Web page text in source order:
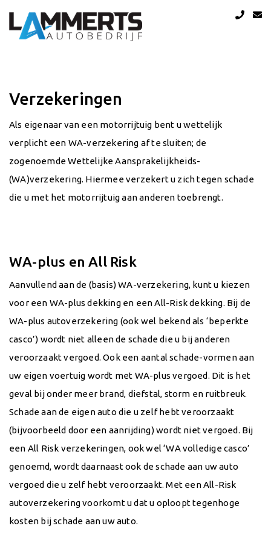
Verzekeringen
Als eigenaar van een motorrijtuig bent u wettelijk
verplicht een WA-verzekering af te sluiten; de
zogenoemde Wettelijke Aansprakelijkheids-
(WA)verzekering. Hiermee verzekert u zich tegen schade
die u met het motorrijtuig aan anderen toebrengt.
WA-plus en All Risk
Aanvullend aan de (basis) WA-verzekering, kunt u kiezen
voor een WA-plus dekking en een All-Risk dekking. Bij de
WA-plus autoverzekering (ook wel bekend als ‘beperkte
casco’) wordt niet alleen de schade die u bij anderen
veroorzaakt vergoed. Ook een aantal schade-vormen aan
uw eigen voertuig wordt met WA-plus vergoed. Dit is het
geval bij onder meer brand, diefstal, storm en ruitbreuk.
Schade aan de eigen auto die u zelf hebt veroorzaakt
(bijvoorbeeld door een aanrijding) wordt niet vergoed. Bij
een All Risk verzekeringen, ook wel ‘WA volledige casco’
genoemd, wordt daarnaast ook de schade aan uw auto
vergoed die u zelf hebt veroorzaakt. Met een All-Risk
autoverzekering voorkomt u dat u oploopt tegenhoge
kosten bij schade aan uw auto.